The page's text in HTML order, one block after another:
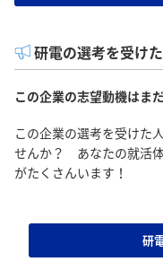
研電の選考を受け
この企業の志望動機はま
この企業の選考を受けた
せんか？ あなたの就活
がたくさんいます！
研